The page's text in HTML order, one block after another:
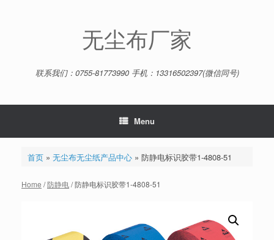
无尘布厂家
联系我们：0755-81773990 手机：13316502397(微信同号)
Menu
首页» 无尘布无尘纸产品中心» 防静电标识胶带1-4808-51
Home /防静电/ 防静电标识胶带1-4808-51